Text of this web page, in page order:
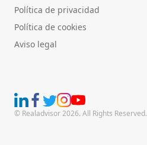
Política de privacidad
Política de cookies
Aviso legal
© Realadvisor 2026. All Rights Reserved.